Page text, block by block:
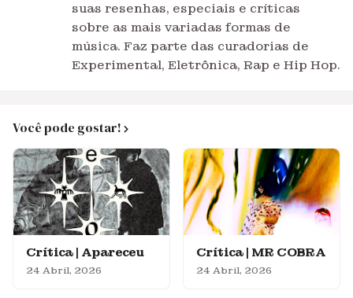
suas resenhas, especiais e críticas
sobre as mais variadas formas de
música. Faz parte das curadorias de
Experimental, Eletrônica, Rap e Hip Hop.
Você pode gostar!
Crítica | Apareceu
24 Abril, 2026
Crítica | MR COBRA
24 Abril, 2026